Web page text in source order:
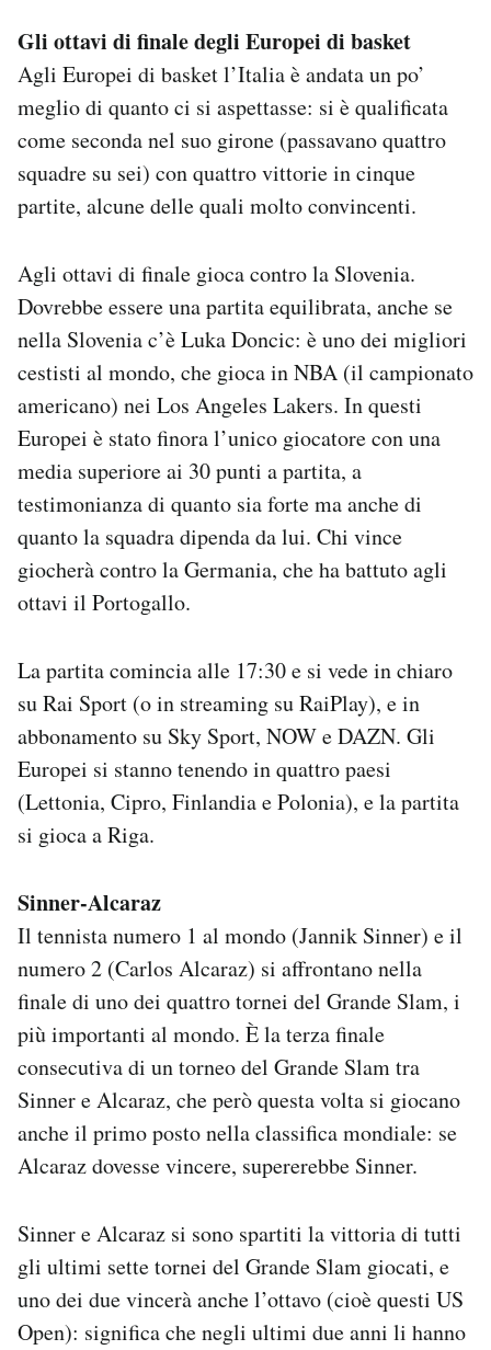
Gli ottavi di finale degli Europei di basket
Agli Europei di basket l’Italia è andata un po’
meglio di quanto ci si aspettasse: si è qualificata
come seconda nel suo girone (passavano quattro
squadre su sei) con quattro vittorie in cinque
partite, alcune delle quali molto convincenti.
Agli ottavi di finale gioca contro la Slovenia.
Dovrebbe essere una partita equilibrata, anche se
nella Slovenia c’è Luka Doncic: è uno dei migliori
cestisti al mondo, che gioca in NBA (il campionato
americano) nei Los Angeles Lakers. In questi
Europei è stato finora l’unico giocatore con una
media superiore ai 30 punti a partita, a
testimonianza di quanto sia forte ma anche di
quanto la squadra dipenda da lui. Chi vince
giocherà contro la Germania, che ha battuto agli
ottavi il Portogallo.
La partita comincia alle 17:30 e si vede in chiaro
su Rai Sport (o in streaming su RaiPlay), e in
abbonamento su Sky Sport, NOW e DAZN. Gli
Europei si stanno tenendo in quattro paesi
(Lettonia, Cipro, Finlandia e Polonia), e la partita
si gioca a Riga.
Sinner-Alcaraz
Il tennista numero 1 al mondo (Jannik Sinner) e il
numero 2 (Carlos Alcaraz) si affrontano nella
finale di uno dei quattro tornei del Grande Slam, i
più importanti al mondo. È la terza finale
consecutiva di un torneo del Grande Slam tra
Sinner e Alcaraz, che però questa volta si giocano
anche il primo posto nella classifica mondiale: se
Alcaraz dovesse vincere, supererebbe Sinner.
Sinner e Alcaraz si sono spartiti la vittoria di tutti
gli ultimi sette tornei del Grande Slam giocati, e
uno dei due vincerà anche l’ottavo (cioè questi US
Open): significa che negli ultimi due anni li hanno